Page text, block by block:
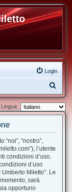
Login
e
a
Lingua:
“noi”, “nostro”,
l’utente
condizioni d’uso.
d’uso
Miletto”. Le
sarà
opportuno